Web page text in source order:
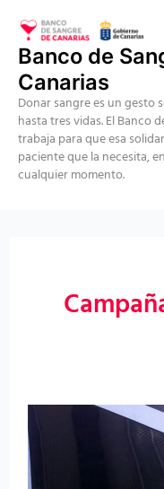
contenido
Banco de
Canarias
Donar sangre es un gesto
hasta tres vidas. El Banco
trabaja para que esa
paciente que la necesita,
cualquier momento.
ICHH
se